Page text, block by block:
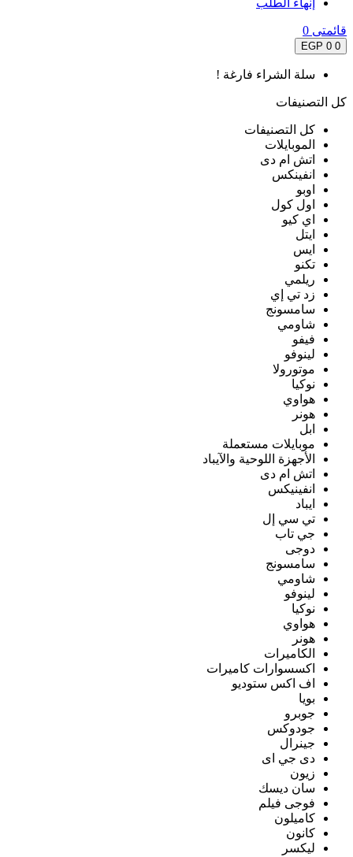
إنهاء الطلب
قائمتى 0
0
0 EGP
سلة الشراء فارغة !
كل التصنيفات
كل التصنيفات
الموبايلات
اتش ام دى
انفينكس
اوبو
اول كول
اي كيو
ايتل
ايس
تكنو
ريلمي
زد تي إي
سامسونج
شاومي
فيفو
لينوفو
موتورولا
نوكيا
هواوي
هونر
ابل
موبايلات مستعملة
الأجهزة اللوحية والآيباد
اتش ام دى
انفينيكس
ايباد
تي سي إل
جي تاب
دوجى
سامسونج
شاومي
لينوفو
نوكيا
هواوي
هونر
الكاميرات
اكسسوارات كاميرات
اف اكس ستوديو
بويا
جوبرو
جودوكس
جينرال
دى جي اى
زيون
سان ديسك
فوجى فيلم
كاميلون
كانون
ليكسر